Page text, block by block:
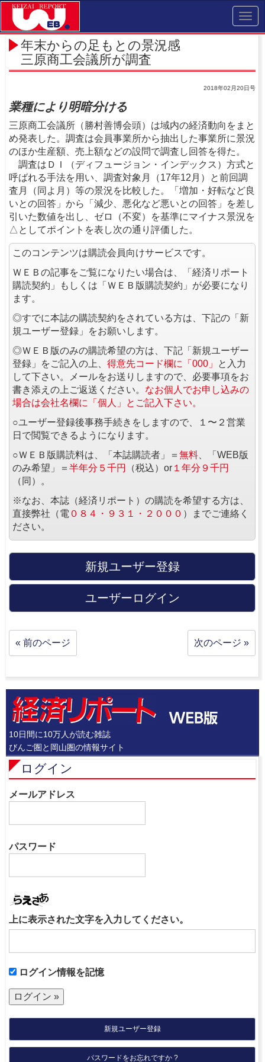
年末からの足もとの景況感
三原商工会議所が調査
2018年02月20日号
業種により明暗分ける
三原商工会議所（勝村善博会頭）は域内の経済動向をまと
め発表した。調査は会員事業所から抽出した事業所に景況
のほか生産額、売上額などの設問で調査し回答を得た。
調査はＤＩ（ディフュージョン・インデックス）方式と
呼ばれる手法を用い、調査対象月（17年12月）と前回調
査月（同よ月）等の景況を比較した。「増加・好転など良
いとの回答」から「減少、悪化など悪いとの回答」を差し
引いた数値を出し、ゼロ（不変）を基準にマイナス景況を
△としてポイントを表し次の通り評価した。
このコンテンツは購読会員向けサービスです。
ＷＥＢの記事をご覧になりたい場合は、「経済リポート
購読契約」もしくは「ＷＥＢ版購読契約」が必要になり
ます。
◎すでに本誌の購読契約をされている方は、下記の「新
規ユーザー登録」をお願いします。
◎ＷＥＢ版のみの購読希望の方は、下記「新規ユーザー
登録」をご記入の上、 得意先コード欄に「000」
と入力
して下さい。メールをお送りしますので、必要事項をお
書き添えの上ご返送ください。 なお個人でお申し込みの
場合は会社名欄に「個人」とご記入下さい。
○ユーザー登録後事務手続きをしますので、１〜２営業
日で閲覧できるようになります。
○ＷＥＢ版購読料は、「本誌購読者」＝ 無料 、「WEB版
のみ希望」＝ 半年分５千円 （税込）or １年分９千円
（同）。
※なお、本誌（経済リポート）の購読を希望する方は、
直接弊社（電 ０８４・９３１・２０００ ）までご連絡く
ださい。
新規ユーザー登録
ユーザーログイン
« 前のページ 次のページ »
10日間に10万人が読む雑誌
びんご圏と岡山圏の情報サイト
ログイン
メールアドレス
パスワード
上に表示された文字を入力してください。
ログイン情報を記憶
新規ユーザー登録
パスワードをお忘れですか ?